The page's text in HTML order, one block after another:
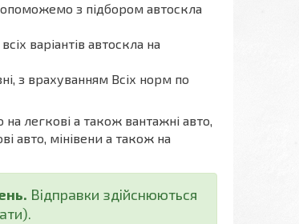
з підбором автоскла
варіантів автоскла на
з врахуванням Всіх норм по
легкові а також вантажні авто,
авто, мінівени а також на
Відправки здійснюються